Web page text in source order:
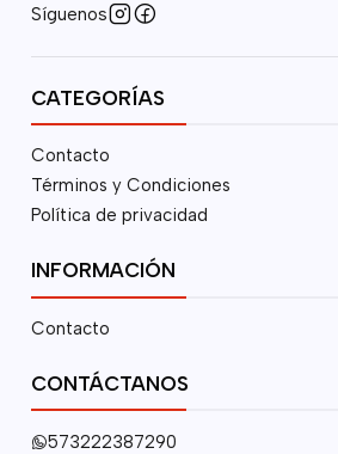
Síguenos
CATEGORÍAS
Contacto
Términos y Condiciones
Política de privacidad
INFORMACIÓN
Contacto
CONTÁCTANOS
573222387290